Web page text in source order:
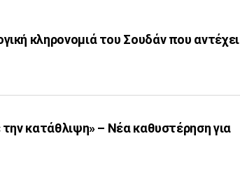
κληρονομιά του Σουδάν που αντέχει
κατάθλιψη» – Νέα καθυστέρηση για